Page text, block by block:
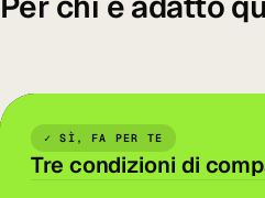
✓ SÌ, FA PER TE
Tre condizioni di